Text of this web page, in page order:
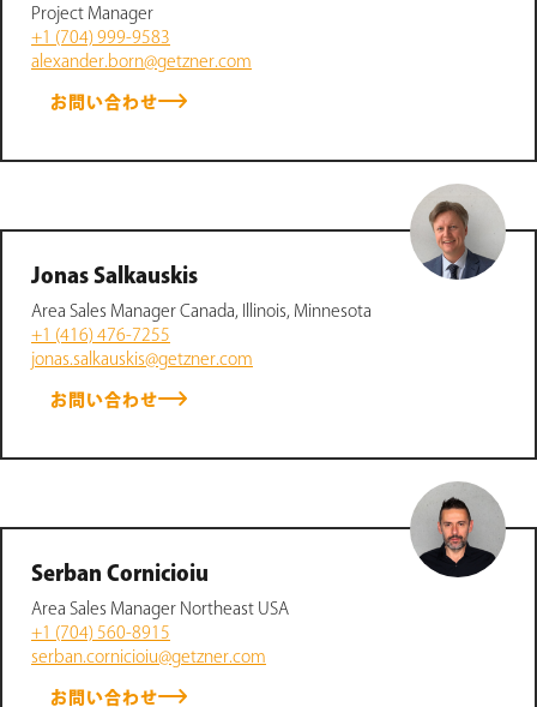
Project Manager
+1 (704) 999-9583
alexander.born@getzner.com
お問い合わせ
Jonas Salkauskis
Area Sales Manager Canada, Illinois, Minnesota
+1 (416) 476-7255
jonas.salkauskis@getzner.com
お問い合わせ
Serban Cornicioiu
Area Sales Manager Northeast USA
+1 (704) 560-8915
serban.cornicioiu@getzner.com
お問い合わせ